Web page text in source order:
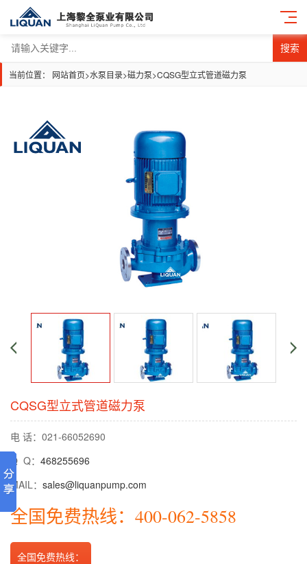
搜索
当前位置： 网站首页>水泵目录>磁力泵>CQSG型立式管道磁力泵
CQSG型立式管道磁力泵
电 话：021-66052690
Q Q： 468255696
MAIL： sales@liquanpump.com
全国免费热线：400-062-5858
全国免费热线：